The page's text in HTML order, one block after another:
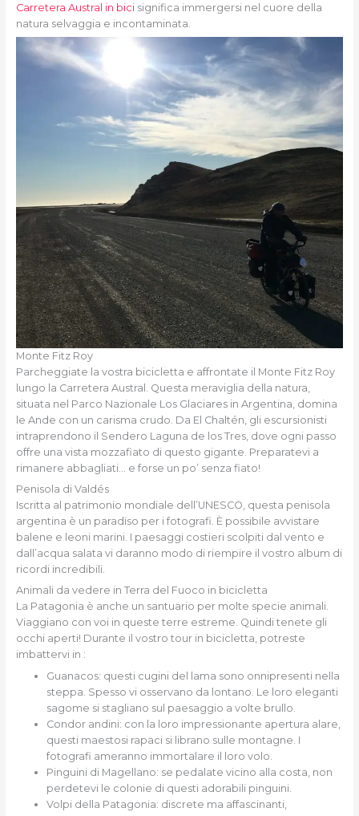
Carretera Austral in bicisignifica immergersi nel cuore della
natura selvaggia e incontaminata.
Monte Fitz Roy
Parcheggiate la vostra bicicletta e affrontate il Monte Fitz Roy
lungo la Carretera Austral. Questa meraviglia della natura,
situata nel Parco Nazionale Los Glaciares in Argentina, domina
le Ande con un carisma crudo. Da El Chaltén, gli escursionisti
intraprendono il Sendero Laguna de los Tres, dove ogni passo
offre una vista mozzafiato di questo gigante. Preparatevi a
rimanere abbagliati… e forse un po’ senza fiato!
Penisola di Valdés
Iscritta al patrimonio mondiale dell’UNESCO, questa penisola
argentina è un paradiso per i fotografi. È possibile avvistare
balene e leoni marini. I paesaggi costieri scolpiti dal vento e
dall’acqua salata vi daranno modo di riempire il vostro album di
ricordi incredibili.
Animali da vedere in Terra del Fuoco in bicicletta
La Patagonia è anche un santuario per molte specie animali.
Viaggiano con voi in queste terre estreme. Quindi tenete gli
occhi aperti! Durante il vostro tour in bicicletta, potreste
imbattervi in :
Guanacos: questi cugini del lama sono onnipresenti nella
steppa. Spesso vi osservano da lontano. Le loro eleganti
sagome si stagliano sul paesaggio a volte brullo.
Condor andini: con la loro impressionante apertura alare,
questi maestosi rapaci si librano sulle montagne. I
fotografi ameranno immortalare il loro volo.
Pinguini di Magellano: se pedalate vicino alla costa, non
perdetevi le colonie di questi adorabili pinguini.
Volpi della Patagonia: discrete ma affascinanti,